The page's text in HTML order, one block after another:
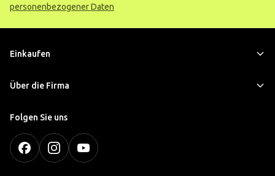
personenbezogener Daten
Einkaufen
Über die Firma
Folgen Sie uns